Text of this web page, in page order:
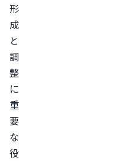
形
成
と
調
整
に
重
要
な
役